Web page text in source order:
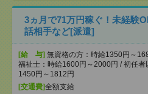
3ヵ月で71万円稼ぐ！未経験
話相手など[派遣]
[給 与] 無資格の方：時給1350円～
福祉士：時給1600円～2000円 / 初任者
1450円～1812円
[交通費]全額支給